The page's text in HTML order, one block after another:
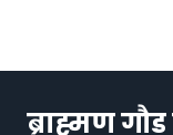
ब्राह्मण